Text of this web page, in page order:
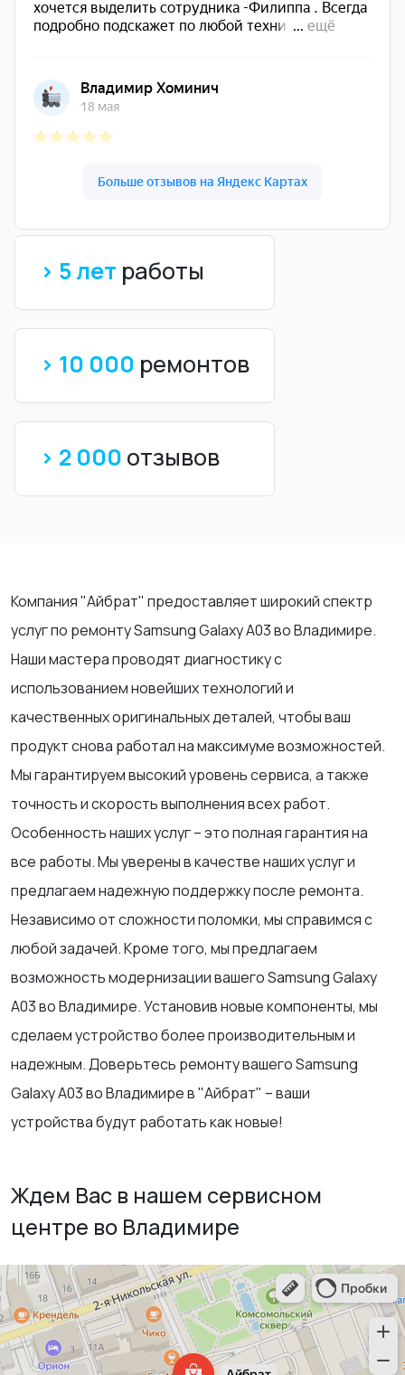
> 5 лет работы
> 10 000 ремонтов
> 2 000 отзывов
Компания "Айбрат" предоставляет широкий спектр
услуг по ремонту Samsung Galaxy A03 во Владимире.
Наши мастера проводят диагностику с
использованием новейших технологий и
качественных оригинальных деталей, чтобы ваш
продукт снова работал на максимуме возможностей.
Мы гарантируем высокий уровень сервиса, а также
точность и скорость выполнения всех работ.
Особенность наших услуг – это полная гарантия на
все работы. Мы уверены в качестве наших услуг и
предлагаем надежную поддержку после ремонта.
Независимо от сложности поломки, мы справимся с
любой задачей. Кроме того, мы предлагаем
возможность модернизации вашего Samsung Galaxy
A03 во Владимире. Установив новые компоненты, мы
сделаем устройство более производительным и
надежным. Доверьтесь ремонту вашего Samsung
Galaxy A03 во Владимире в "Айбрат" – ваши
устройства будут работать как новые!
Ждем Вас в нашем сервисном
центре во Владимире